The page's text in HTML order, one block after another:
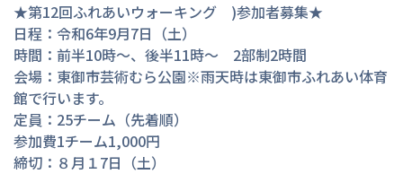
★第12回ふれあいウォーキング　)参加者募集★
日程：令和6年9月7日（土）
時間：前半10時～、後半11時～　2部制2時間
会場：東御市芸術むら公園※雨天時は東御市ふれあい体育
館で行います。
定員：25チーム（先着順）
参加費1チーム1,000円
締切：８月１7日（土）